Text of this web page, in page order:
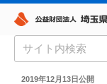
索:
埼玉県サッ
投
2019年12月13日公開